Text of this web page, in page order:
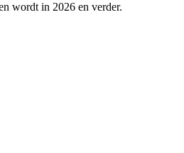
wordt in 2026 en verder.